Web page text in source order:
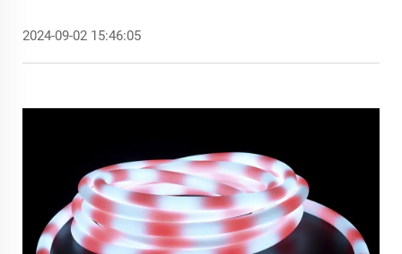
2024-09-02 15:46:05